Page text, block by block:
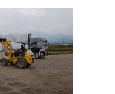
sont
nécessaires au
fonctionnement
du site web.